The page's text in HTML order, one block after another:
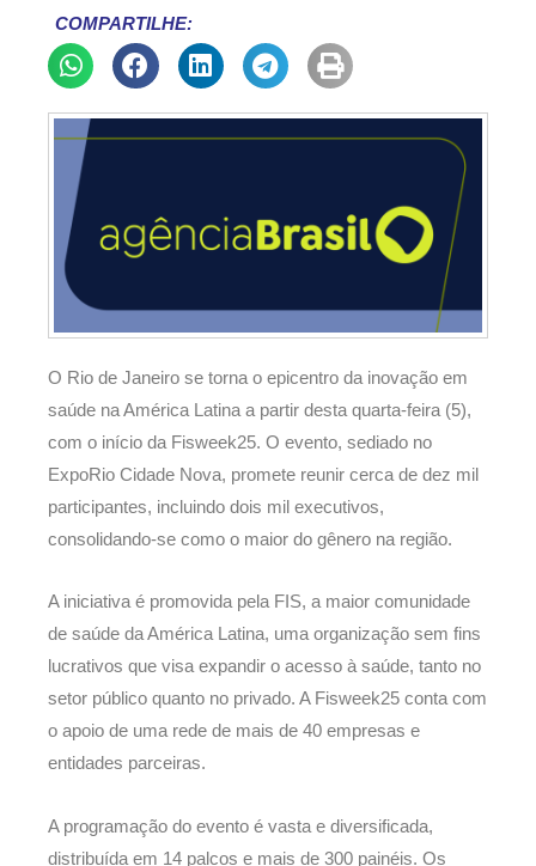
COMPARTILHE:
O Rio de Janeiro se torna o epicentro da inovação em
saúde na América Latina a partir desta quarta-feira (5),
com o início da Fisweek25. O evento, sediado no
ExpoRio Cidade Nova, promete reunir cerca de dez mil
participantes, incluindo dois mil executivos,
consolidando-se como o maior do gênero na região.
A iniciativa é promovida pela FIS, a maior comunidade
de saúde da América Latina, uma organização sem fins
lucrativos que visa expandir o acesso à saúde, tanto no
setor público quanto no privado. A Fisweek25 conta com
o apoio de uma rede de mais de 40 empresas e
entidades parceiras.
A programação do evento é vasta e diversificada,
distribuída em 14 palcos e mais de 300 painéis. Os